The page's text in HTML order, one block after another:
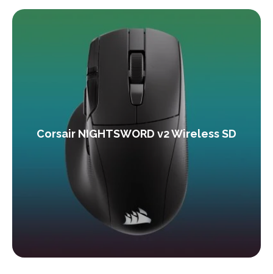
Corsair NIGHTSWORD v2 Wireless SD